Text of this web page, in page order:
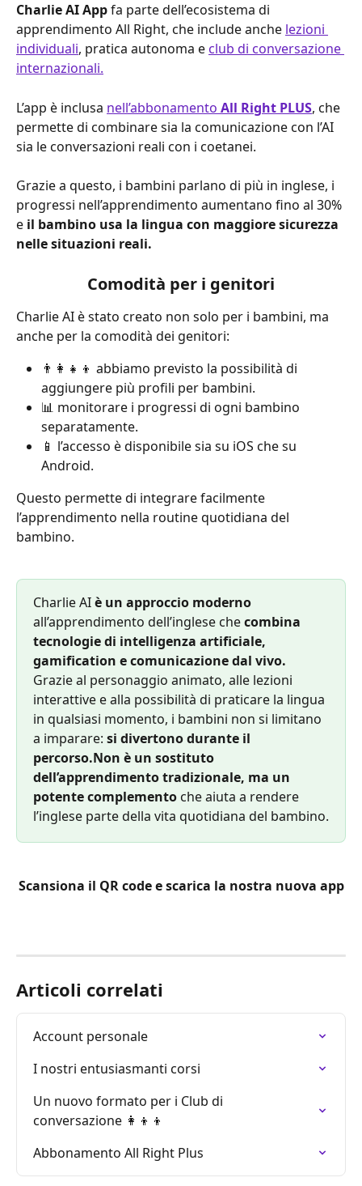
Charlie AI App fa parte dell’ecosistema di
apprendimento All Right, che include anche lezioni
individuali, pratica autonoma e club di conversazione
internazionali.
L’app è inclusa nell’abbonamento All Right PLUS, che
permette di combinare sia la comunicazione con l’AI
sia le conversazioni reali con i coetanei.
Grazie a questo, i bambini parlano di più in inglese, i
progressi nell’apprendimento aumentano fino al 30%
e il bambino usa la lingua con maggiore sicurezza
nelle situazioni reali.
Comodità per i genitori
Charlie AI è stato creato non solo per i bambini, ma
anche per la comodità dei genitori:
👨‍👩‍👧‍👦 abbiamo previsto la possibilità di
aggiungere più profili per bambini.
📊 monitorare i progressi di ogni bambino
separatamente.
📱 l’accesso è disponibile sia su iOS che su
Android.
Questo permette di integrare facilmente
l’apprendimento nella routine quotidiana del
bambino.
Charlie AI è un approccio moderno
all’apprendimento dell’inglese che combina
tecnologie di intelligenza artificiale,
gamification e comunicazione dal vivo.
Grazie al personaggio animato, alle lezioni
interattive e alla possibilità di praticare la lingua
in qualsiasi momento, i bambini non si limitano
a imparare: si divertono durante il
percorso.Non è un sostituto
dell’apprendimento tradizionale, ma un
potente complemento che aiuta a rendere
l’inglese parte della vita quotidiana del bambino.
Scansiona il QR code e scarica la nostra nuova app
Articoli correlati
Account personale
I nostri entusiasmanti corsi
Un nuovo formato per i Club di
conversazione 👩‍👦‍👦
Abbonamento All Right Plus